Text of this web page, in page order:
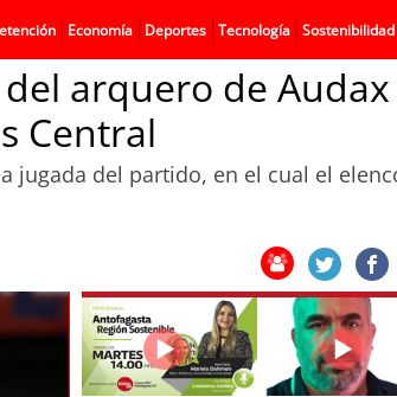
Economía Deportes Tecnología Sostenibilidad
del arquero de Audax
Central
jugada del partido, en el cual el